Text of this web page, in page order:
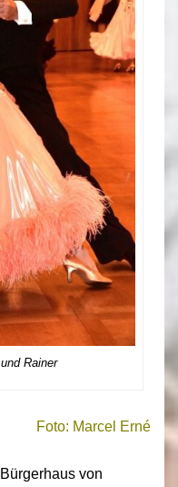
Rainer
Foto: Marcel Erné
von